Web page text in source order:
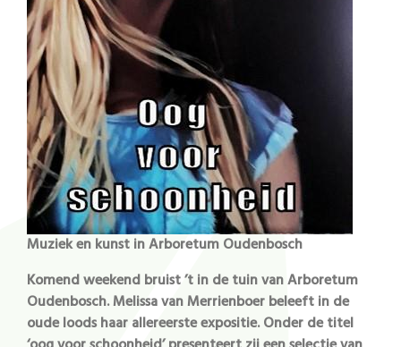
Muziek en kunst in Arboretum Oudenbosch
Komend weekend bruist ’t in de tuin van Arboretum
Oudenbosch. Melissa van Merrienboer beleeft in de
oude loods haar allereerste expositie. Onder de titel